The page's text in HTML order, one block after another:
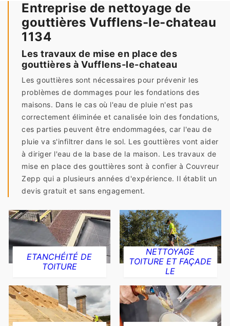
Entreprise de nettoyage de
gouttières Vufflens-le-chateau
1134
Les travaux de mise en place des
gouttières à Vufflens-le-chateau
Les gouttières sont nécessaires pour prévenir les
problèmes de dommages pour les fondations des
maisons. Dans le cas où l'eau de pluie n'est pas
correctement éliminée et canalisée loin des fondations,
ces parties peuvent être endommagées, car l'eau de
pluie va s'infiltrer dans le sol. Les gouttières vont aider
à diriger l'eau de la base de la maison. Les travaux de
mise en place des gouttières sont à confier à Couvreur
Zepp qui a plusieurs années d'expérience. Il établit un
devis gratuit et sans engagement.
ETANCHÉITÉ DE
TOITURE
NETTOYAGE
TOITURE ET FAÇADE
LE